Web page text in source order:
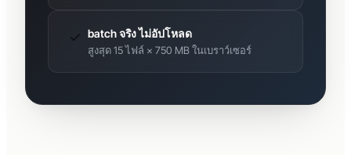
batch จริง ไม่อัปโหลด
สูงสุด 15 ไฟล์ × 750 MB ในเบราว์เซอร์